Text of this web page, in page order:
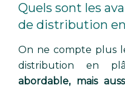
Quels sont les
de distribution
On ne compte plus
distribution en
abordable, mais